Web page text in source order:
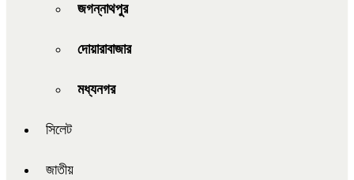
জগন্নাথপুর
দোয়ারাবাজার
মধ্যনগর
সিলেট
জাতীয়